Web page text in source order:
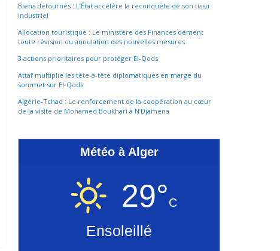
Biens détournés : L’État accélère la reconquête de son tissu
industriel
Allocation touristique : Le ministère des Finances dément
toute révision ou annulation des nouvelles mesures
3 actions prioritaires pour protéger El-Qods
Attaf multiplie les tête-à-tête diplomatiques en marge du
sommet sur El-Qods
Algérie-Tchad : Le renforcement de la coopération au cœur
de la visite de Mohamed Boukhari à N’Djamena
Météo à Alger
29°C
Ensoleillé